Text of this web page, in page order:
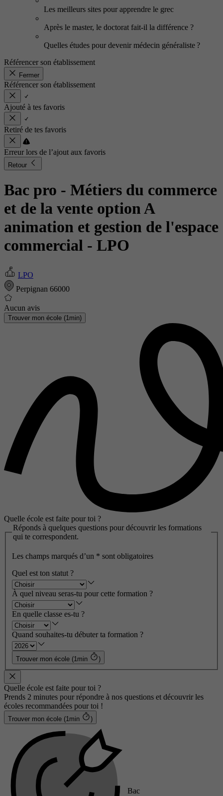
Les meilleurs sites pour apprendre le grec
Après le master, le doctorat fait-il la différence ?
Quelles études pour devenir médecin généraliste ?
Référencer son établissement
Fermer
Référencer son établissement
Ajouté à tes favoris
Retiré de tes favoris
Erreur lors de l’ajout aux favoris
Retour
Bac pro - Métiers du commerce
et de la vente option A
animation et gestion de l'espace
commercial - LPO
LPO
Perpignan 66000
Aucun avis
Trouver mon école (1min)
Quelle école est faite pour toi ?
Réponds à quelques questions pour découvrir les formations
qui te correspondent.
Les champs marqués d’un * sont obligatoires
Quel est ton statut ?
À quel niveau seras-tu pour cette formation ?
En quelle classe es-tu ?
Quand souhaites-tu débuter ta formation ?
Trouver mon école (1min )
Quelle école est faite pour toi ?
Prends 2 minutes pour répondre à nos questions et découvrir les
écoles recommandées pour toi !
Trouver mon école (1min )
Bac